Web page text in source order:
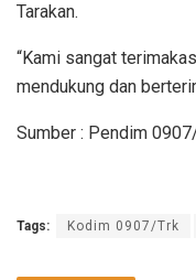
Tarakan.
“Kami sangat
mendukung dan
Sumber : Pendim
Tags: Kodim 0907/Trk